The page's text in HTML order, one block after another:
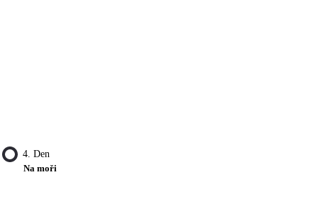
4. Den
Na moři